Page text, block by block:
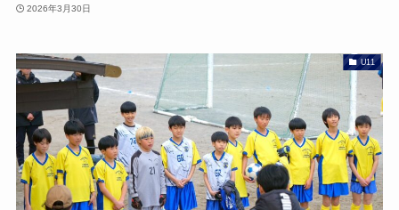
2026年3月30日
U11